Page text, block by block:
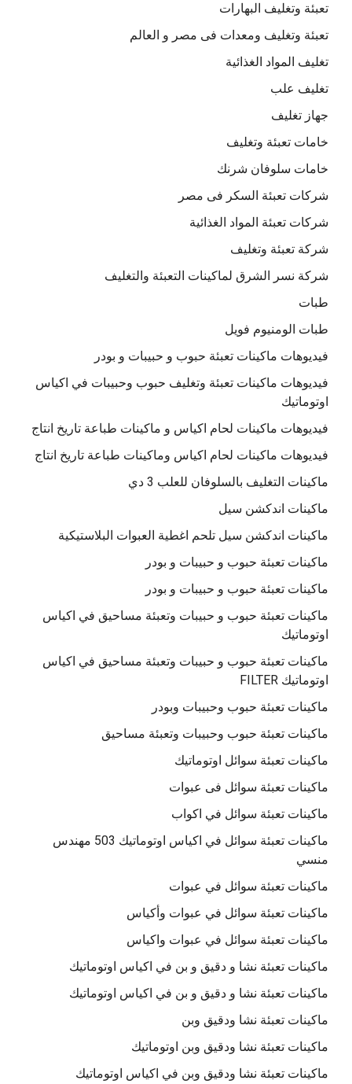
تعبئة وتغليف البهارات
تعبئة وتغليف ومعدات فى مصر و العالم
تغليف المواد الغذائية
تغليف علب
جهاز تغليف
خامات تعبئة وتغليف
خامات سلوفان شرنك
شركات تعبئة السكر فى مصر
شركات تعبئة المواد الغذائية
شركة تعبئة وتغليف
شركة نسر الشرق لماكينات التعبئة والتغليف
طبات
طبات الومنيوم فويل
فيديوهات ماكينات تعبئة حبوب و حبيبات و بودر
فيديوهات ماكينات تعبئة وتغليف حبوب وحبيبات في اكياس
اوتوماتيك
فيديوهات ماكينات لحام اكياس و ماكينات طباعة تاريخ انتاج
فيديوهات ماكينات لحام اكياس وماكينات طباعة تاريخ انتاج
ماكينات التغليف بالسلوفان للعلب 3 دي
ماكينات اندكشن سيل
ماكينات اندكشن سيل تلحم اغطية العبوات البلاستيكية
ماكينات تعبئة حبوب و حبيبات و بودر
ماكينات تعبئة حبوب و حبيبات و بودر
ماكينات تعبئة حبوب و حبيبات وتعبئة مساحيق في اكياس
اوتوماتيك
ماكينات تعبئة حبوب و حبيبات وتعبئة مساحيق في اكياس
اوتوماتيك FILTER
ماكينات تعبئة حبوب وحبيبات وبودر
ماكينات تعبئة حبوب وحبيبات وتعبئة مساحيق
ماكينات تعبئة سوائل اوتوماتيك
ماكينات تعبئة سوائل فى عبوات
ماكينات تعبئة سوائل في اكواب
ماكينات تعبئة سوائل في اكياس اوتوماتيك 503 مهندس
منسي
ماكينات تعبئة سوائل في عبوات
ماكينات تعبئة سوائل في عبوات وأكياس
ماكينات تعبئة سوائل في عبوات واكياس
ماكينات تعبئة نشا و دقيق و بن في اكياس اوتوماتيك
ماكينات تعبئة نشا و دقيق و بن في اكياس اوتوماتيك
ماكينات تعبئة نشا ودقيق وبن
ماكينات تعبئة نشا ودقيق وبن اوتوماتيك
ماكينات تعبئة نشا ودقيق وبن في اكياس اوتوماتيك